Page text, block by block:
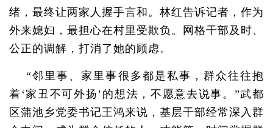
绪，最终让两家人握手言和。林红告诉记者，作为
外来媳妇，最担心在村里受欺负。网格干部及时、
公正的调解，打消了她的顾虑。
“邻里事、家里事很多都是私事，群众往往抱
着‘家丑不可外扬’的想法，不愿意去说事。”武都
区蒲池乡党委书记王鸿来说，基层干部经常深入群